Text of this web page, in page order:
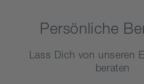
Persönliche
Lass Dich von unseren
beraten